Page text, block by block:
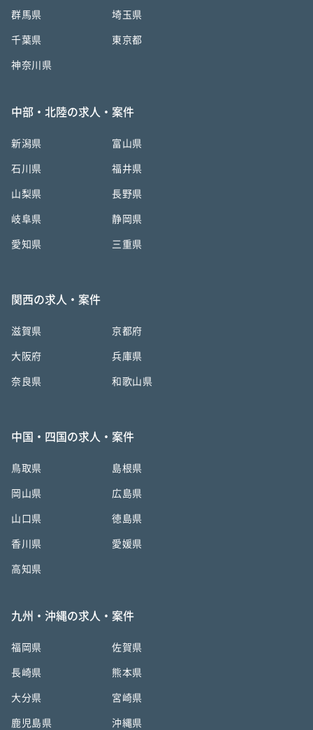
群馬県 埼玉県
千葉県 東京都
神奈川県
中部・北陸の求人・案件
新潟県 富山県
石川県 福井県
山梨県 長野県
岐阜県 静岡県
愛知県 三重県
関西の求人・案件
滋賀県 京都府
大阪府 兵庫県
奈良県 和歌山県
中国・四国の求人・案件
鳥取県 島根県
岡山県 広島県
山口県 徳島県
香川県 愛媛県
高知県
九州・沖縄の求人・案件
福岡県 佐賀県
長崎県 熊本県
大分県 宮崎県
鹿児島県 沖縄県